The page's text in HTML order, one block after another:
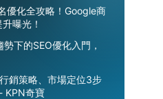
優化全攻略！Google商
曝光！
下的SEO優化入門，
銷策略、市場定位3步
KPN奇寶